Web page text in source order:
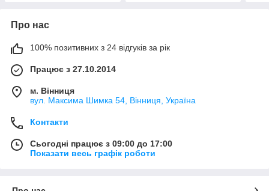
Про нас
100% позитивних з 24 відгуків за рік
Працює з 27.10.2014
м. Вінниця
вул. Максима Шимка 54, Вінниця, Україна
Контакти
Сьогодні працює з 09:00 до 17:00
Показати весь графік роботи